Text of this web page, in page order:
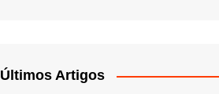
Últimos Artigos